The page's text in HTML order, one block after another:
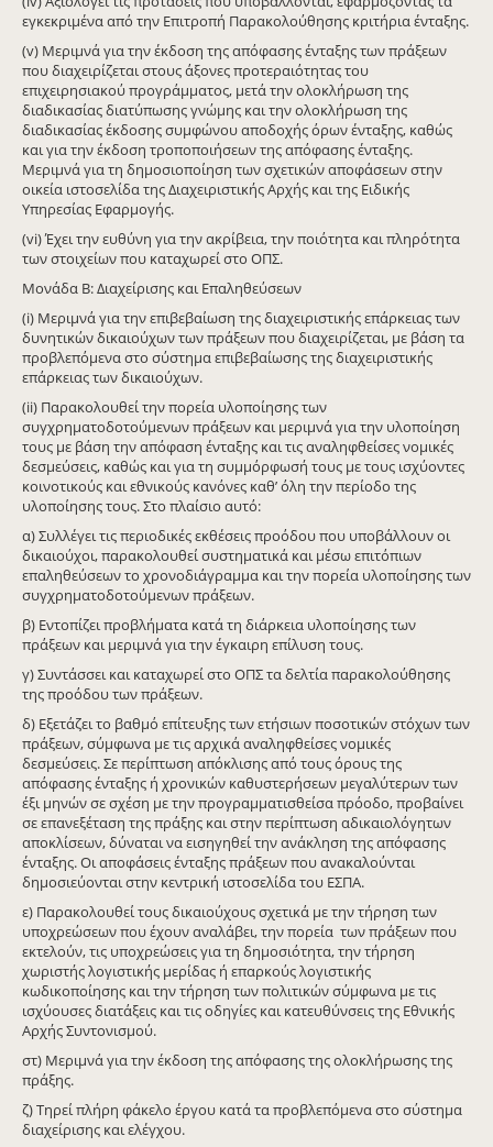
εγκεκριμένα από την Επιτροπή Παρακολούθησης κριτήρια ένταξης.
(v) Μεριμνά για την έκδοση της απόφασης ένταξης των πράξεων
που διαχειρίζεται στους άξονες προτεραιότητας του
επιχειρησιακού προγράμματος, μετά την ολοκλήρωση της
διαδικασίας διατύπωσης γνώμης και την ολοκλήρωση της
διαδικασίας έκδοσης συμφώνου αποδοχής όρων ένταξης, καθώς
και για την έκδοση τροποποιήσεων της απόφασης ένταξης.
Μεριμνά για τη δημοσιοποίηση των σχετικών αποφάσεων στην
οικεία ιστοσελίδα της Διαχειριστικής Αρχής και της Ειδικής
Υπηρεσίας Εφαρμογής.
(vi) Έχει την ευθύνη για την ακρίβεια, την ποιότητα και πληρότητα
των στοιχείων που καταχωρεί στο ΟΠΣ.
Μονάδα Β: Διαχείρισης και Επαληθεύσεων
(i) Μεριμνά για την επιβεβαίωση της διαχειριστικής επάρκειας των
δυνητικών δικαιούχων των πράξεων που διαχειρίζεται, με βάση τα
προβλεπόμενα στο σύστημα επιβεβαίωσης της διαχειριστικής
επάρκειας των δικαιούχων.
(ii) Παρακολουθεί την πορεία υλοποίησης των
συγχρηματοδοτούμενων πράξεων και μεριμνά για την υλοποίηση
τους με βάση την απόφαση ένταξης και τις αναληφθείσες νομικές
δεσμεύσεις, καθώς και για τη συμμόρφωσή τους με τους ισχύοντες
κοινοτικούς και εθνικούς κανόνες καθ’ όλη την περίοδο της
υλοποίησης τους. Στο πλαίσιο αυτό:
α) Συλλέγει τις περιοδικές εκθέσεις προόδου που υποβάλλουν οι
δικαιούχοι, παρακολουθεί συστηματικά και μέσω επιτόπιων
επαληθεύσεων το χρονοδιάγραμμα και την πορεία υλοποίησης των
συγχρηματοδοτούμενων πράξεων.
β) Εντοπίζει προβλήματα κατά τη διάρκεια υλοποίησης των
πράξεων και μεριμνά για την έγκαιρη επίλυση τους.
γ) Συντάσσει και καταχωρεί στο ΟΠΣ τα δελτία παρακολούθησης
της προόδου των πράξεων.
δ) Εξετάζει το βαθμό επίτευξης των ετήσιων ποσοτικών στόχων των
πράξεων, σύμφωνα με τις αρχικά αναληφθείσες νομικές
δεσμεύσεις. Σε περίπτωση απόκλισης από τους όρους της
απόφασης ένταξης ή χρονικών καθυστερήσεων μεγαλύτερων των
έξι μηνών σε σχέση με την προγραμματισθείσα πρόοδο, προβαίνει
σε επανεξέταση της πράξης και στην περίπτωση αδικαιολόγητων
αποκλίσεων, δύναται να εισηγηθεί την ανάκληση της απόφασης
ένταξης. Οι αποφάσεις ένταξης πράξεων που ανακαλούνται
δημοσιεύονται στην κεντρική ιστοσελίδα του ΕΣΠΑ.
ε) Παρακολουθεί τους δικαιούχους σχετικά με την τήρηση των
υποχρεώσεων που έχουν αναλάβει, την πορεία των πράξεων που
εκτελούν, τις υποχρεώσεις για τη δημοσιότητα, την τήρηση
χωριστής λογιστικής μερίδας ή επαρκούς λογιστικής
κωδικοποίησης και την τήρηση των πολιτικών σύμφωνα με τις
ισχύουσες διατάξεις και τις οδηγίες και κατευθύνσεις της Εθνικής
Αρχής Συντονισμού.
στ) Μεριμνά για την έκδοση της απόφασης της ολοκλήρωσης της
πράξης.
ζ) Τηρεί πλήρη φάκελο έργου κατά τα προβλεπόμενα στο σύστημα
διαχείρισης και ελέγχου.